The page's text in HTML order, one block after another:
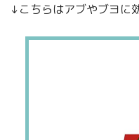
↓こちらはアブやブヨに